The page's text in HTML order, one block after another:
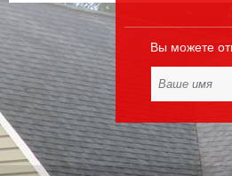
Вы можете